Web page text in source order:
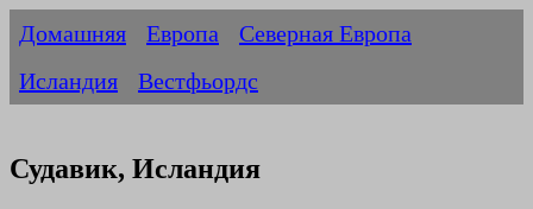
Домашняя Европа
Северная Европа
Исландия
Вестфьордс
Судавик, Исландия